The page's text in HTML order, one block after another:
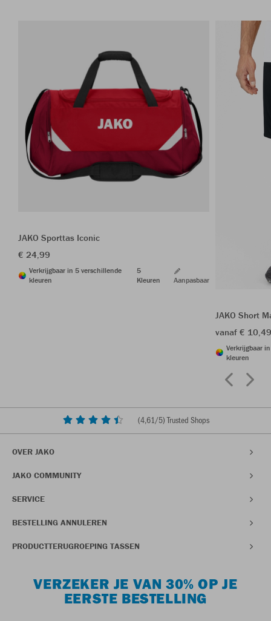
JAKO Sporttas Iconic
€ 24,99
Verkrijgbaar in 5 verschillende
kleuren
5
Kleuren
Aanpasbaar
JAKO Short
vanaf €
Verkrijgbaar
kleuren
(4,61/5) Trusted Shops
OVER JAKO
JAKO COMMUNITY
SERVICE
BESTELLING ANNULEREN
PRODUCTTERUGROEPING TASSEN
VERZEKER JE VAN 30% OP JE
EERSTE BESTELLING